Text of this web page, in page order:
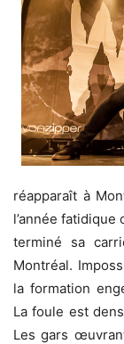
réapparaît à
l’année
terminé sa
Montréal.
la formation
La foule est
Les gars